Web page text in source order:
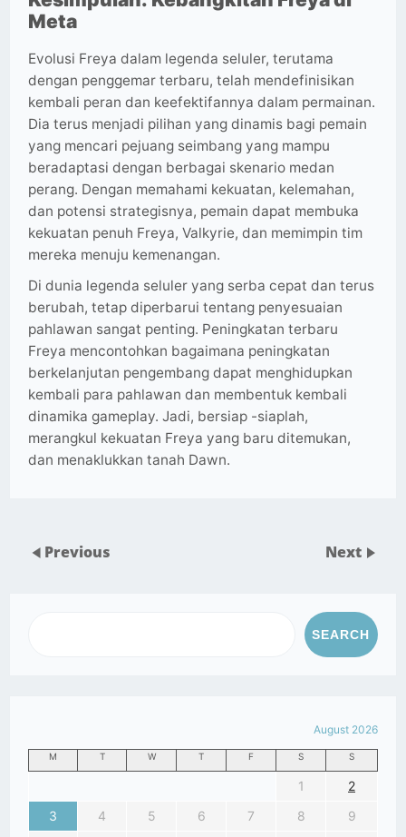
Meta
Evolusi Freya dalam legenda seluler, terutama
dengan penggemar terbaru, telah mendefinisikan
kembali peran dan keefektifannya dalam permainan.
Dia terus menjadi pilihan yang dinamis bagi pemain
yang mencari pejuang seimbang yang mampu
beradaptasi dengan berbagai skenario medan
perang. Dengan memahami kekuatan, kelemahan,
dan potensi strategisnya, pemain dapat membuka
kekuatan penuh Freya, Valkyrie, dan memimpin tim
mereka menuju kemenangan.
Di dunia legenda seluler yang serba cepat dan terus
berubah, tetap diperbarui tentang penyesuaian
pahlawan sangat penting. Peningkatan terbaru
Freya mencontohkan bagaimana peningkatan
berkelanjutan pengembang dapat menghidupkan
kembali para pahlawan dan membentuk kembali
dinamika gameplay. Jadi, bersiap -siaplah,
merangkul kekuatan Freya yang baru ditemukan,
dan menaklukkan tanah Dawn.
Previous Next
SEARCH
August 2026
M T W T F S S
1
2
3
4 5 6 7 8
9